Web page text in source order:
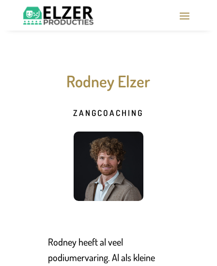
Rodney Elzer
ZANGCOACHING
Rodney heeft al veel
podiumervaring. Al als kleine